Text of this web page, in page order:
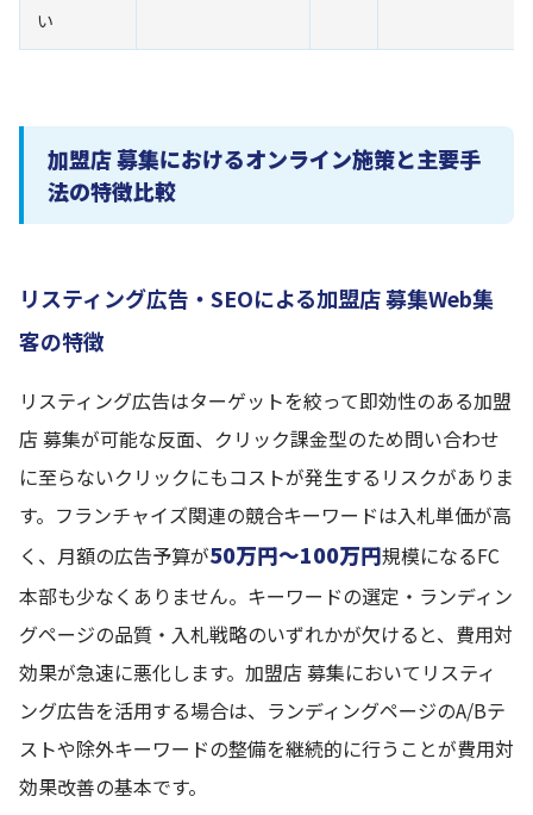
い
加盟店 募集におけるオンライン施策と主要手
法の特徴比較
リスティング広告・SEOによる加盟店 募集Web集
客の特徴
リスティング広告はターゲットを絞って即効性のある加盟
店 募集が可能な反面、クリック課金型のため問い合わせ
に至らないクリックにもコストが発生するリスクがありま
す。フランチャイズ関連の競合キーワードは入札単価が高
く、月額の広告予算が50万円〜100万円規模になるFC
本部も少なくありません。キーワードの選定・ランディン
グページの品質・入札戦略のいずれかが欠けると、費用対
効果が急速に悪化します。加盟店 募集においてリスティ
ング広告を活用する場合は、ランディングページのA/Bテ
ストや除外キーワードの整備を継続的に行うことが費用対
効果改善の基本です。